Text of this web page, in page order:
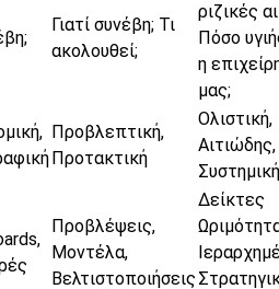
Γιατί συνέβη; Τι
ακολουθεί;
ριζικές
Πόσο
η
μας;
Προβλεπτική,
Προτακτική
Ολιστική,
Αιτιώδης,
Συστημική
Προβλέψεις,
Μοντέλα,
Βελτιστοποιήσεις
Δείκτες